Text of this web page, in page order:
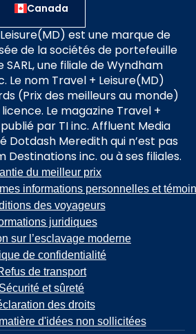
Canada
est une marque de
de la sociétés de portefeuille
SARL, une filiale de Wyndham
Le nom Travel + Leisure(MD)
(Prix des meilleurs au monde)
Le magazine Travel +
par TI inc. Affluent Media
Dotdash Meredith qui n’est pas
Destinations inc. ou à ses filiales.
du meilleur prix
informations personnelles et
des voyageurs
juridiques
sur l’esclavage moderne
de confidentialité
de transport
Sécurité et sûreté
des droits
d'idées non sollicitées